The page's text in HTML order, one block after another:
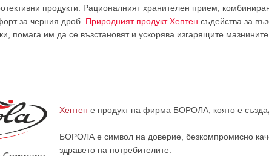
продукти. Рационалният хранителен прием,
за черния дроб. Природният продукт Хептен съдейства за
помага им да се възстановят и ускорява изгарящите
Хептен е продукт на фирма БОРОЛА, която е
БОРОЛА е символ на доверие, безкомпромисно
здравето на потребителите